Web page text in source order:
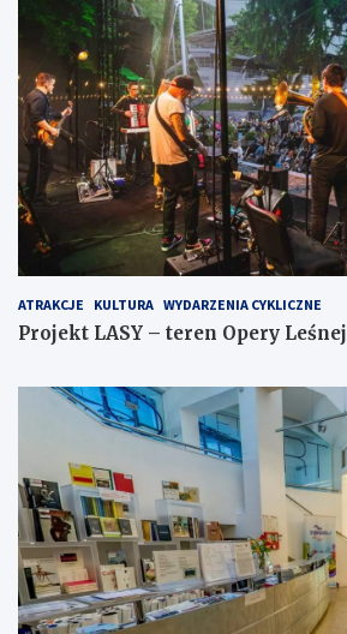
ATRAKCJE KULTURA WYDARZENIA CYKLICZNE
Projekt LASY – teren Opery Leśnej